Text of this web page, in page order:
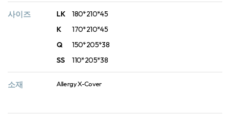
사이즈 LK
180*210*45
K
170*210*45
Q
150*205*38
SS
110*205*38
소재 Allergy X-Cover